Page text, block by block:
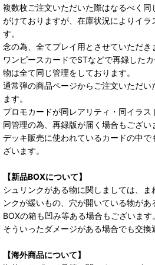
複数枚ご注文いただいた際はなるべく
がけておりますが、在庫状況によりイラ
す。
念の為、全てプレイ用とさせていただき
ワンピースカードでSTなどで再録した
物は全て同じ管理をしております。
通常弾の商品ページからご注文いただ
ます。
プロモカードが同レアリティ・同イラス
同管理の為、再録版が届く場合もござい
デッキ販売に使われているカードの中
ざいます。
【新品BOXについて】
シュリンクがある物に関しましては、ま
ンクが緩いもの、穴が開いている物があ
BOXの箱も凹み等ある場合もございます。
そういったダメージがある場合でも交換
【海外商品について】